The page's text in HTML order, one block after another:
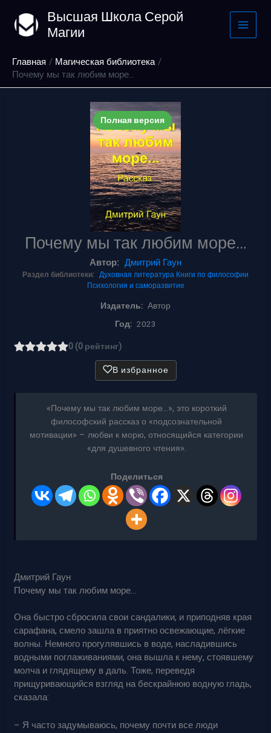
содержимому
Высшая Школа Серой
Магии
Главная
Магическая библиотека
Почему мы так любим море…
Полная версия
Почему мы так любим море…
Автор: Дмитрий Гаун
Раздел библиотеки: Духовная литература Книги по философии
Психология и саморазвитие
Издатель: Автор
Год: 2023
0 (0 рейтинг)
В избранное
«Почему мы так любим море…», это короткий
философский рассказ о «подсознательной
мотивации» – любви к морю, относящийся категории
«для душевного чтения».
Поделиться
Дмитрий Гаун
Почему мы так любим море…
Она быстро сбросила свои сандалики, и приподняв края
сарафана, смело зашла в приятно освежающие, лёгкие
волны. Немного прогулявшись в воде, насладившись
водными поглаживаниями, она вышла к нему, стоявшему
молча и глядящему в даль. Тоже, переведя
прищуривающийся взгляд на бескрайнюю водную гладь,
сказала:
– Я часто задумываюсь, почему почти все люди